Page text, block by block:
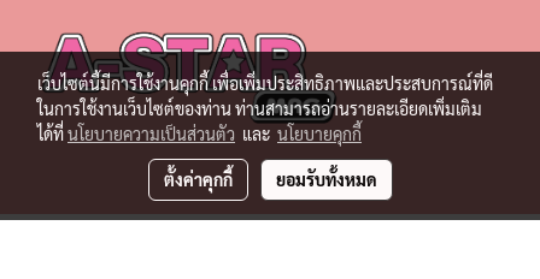
เว็บไซต์นี้มีการใช้งานคุกกี้ เพื่อเพิ่มประสิทธิภาพและประสบการณ์ที่ดี
ในการใช้งานเว็บไซต์ของท่าน ท่านสามารถอ่านรายละเอียดเพิ่มเติม
ได้ที่นโยบายความเป็นส่วนตัว และ นโยบายคุกกี้
ตั้งค่าคุกกี้ ยอมรับทั้งหมด